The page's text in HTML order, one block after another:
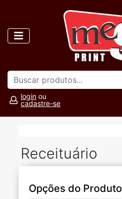
login ou
cadastre-se
Receituário
Opções do Produto